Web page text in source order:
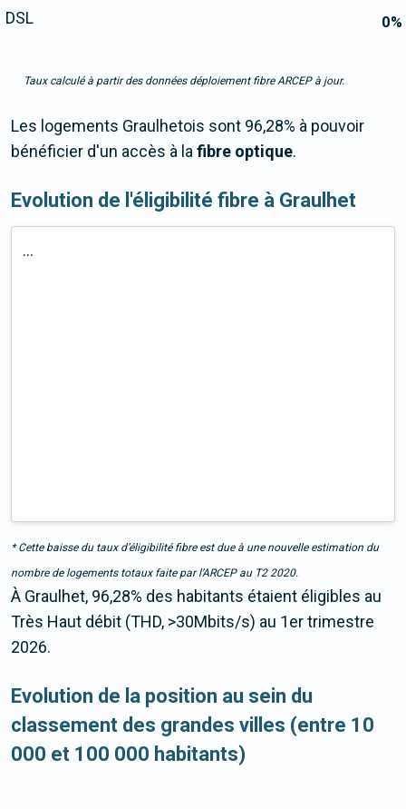
0%
DSL
Taux calculé à partir des données déploiement fibre ARCEP à jour.
Les logements Graulhetois sont 96,28% à pouvoir
bénéficier d'un accès à lafibre optique.
Evolution de l'éligibilité fibre à Graulhet
...
* Cette baisse du taux d’éligibilité fibre est due à une nouvelle estimation du
nombre de logements totaux faite par l’ARCEP au T2 2020.
À Graulhet, 96,28% des habitants étaient éligibles au
Très Haut débit (THD, >30Mbits/s) au 1er trimestre
2026.
Evolution de la position au sein du
classement des grandes villes (entre 10
000 et 100 000 habitants)